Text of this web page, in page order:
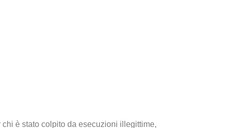
è stato colpito da esecuzioni illegittime,